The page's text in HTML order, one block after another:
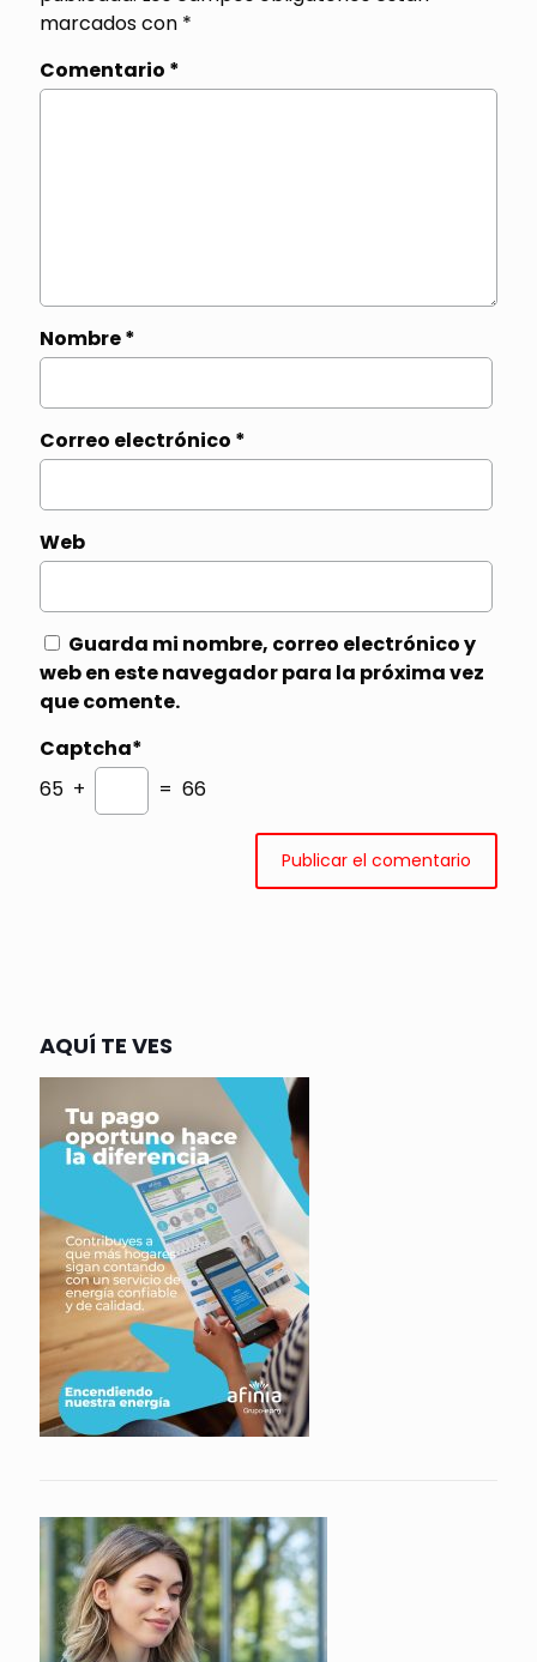
marcados con *
Comentario *
Nombre*
Correo electrónico *
Web
Guarda mi nombre, correo electrónico y
web en este navegador para la próxima vez
que comente.
Captcha*
65 +
= 66
AQUÍ TE VES